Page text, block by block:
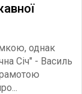
однак
Січ" - Василь